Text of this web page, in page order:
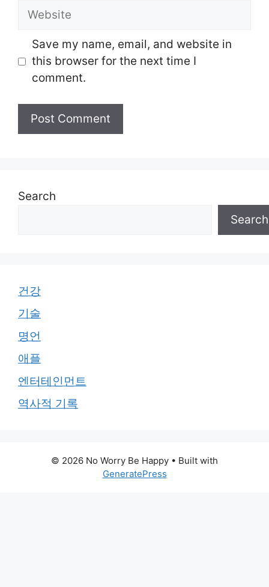
Website
Save my name, email, and website in
this browser for the next time I
comment.
Search
Search
건강
기술
명언
애플
엔터테인먼트
역사적 기록
© 2026 No Worry Be Happy • Built with
GeneratePress